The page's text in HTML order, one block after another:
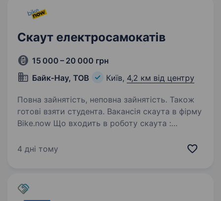
Скаут електросамокатів
15 000 – 20 000 грн
Байк-Нау, ТОВ
Київ, 4,2 км від центру
Повна зайнятість, неповна зайнятість. Також
готові взяти студента. Вакансія скаута в фірму
Bike.now Що входить в роботу скаута :
самокатів з не доступних для користувачів
4 дні тому